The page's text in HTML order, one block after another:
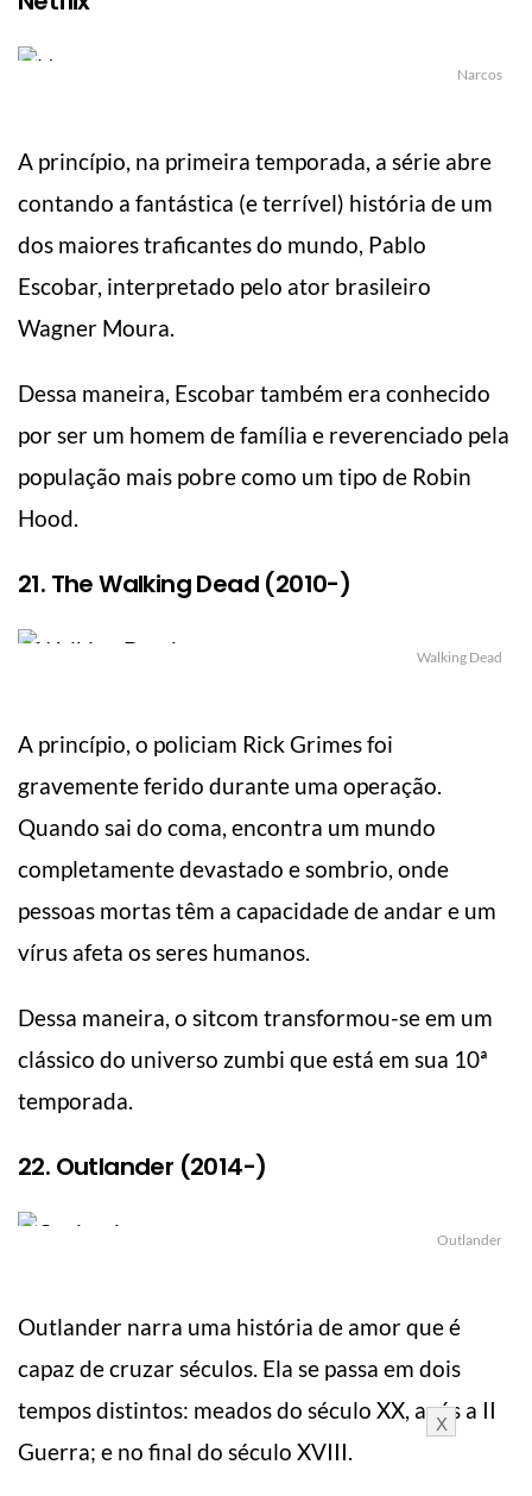
Narcos
A princípio, na primeira temporada, a série abre
contando a fantástica (e terrível) história de um
dos maiores traficantes do mundo, Pablo
Escobar, interpretado pelo ator brasileiro
Wagner Moura.
Dessa maneira, Escobar também era conhecido
por ser um homem de família e reverenciado pela
população mais pobre como um tipo de Robin
Hood.
21. The Walking Dead (2010-)
Walking Dead
A princípio, o policiam Rick Grimes foi
gravemente ferido durante uma operação.
Quando sai do coma, encontra um mundo
completamente devastado e sombrio, onde
pessoas mortas têm a capacidade de andar e um
vírus afeta os seres humanos.
Dessa maneira, o sitcom transformou-se em um
clássico do universo zumbi que está em sua 10ª
temporada.
22. Outlander (2014-)
Outlander
Outlander narra uma história de amor que é
capaz de cruzar séculos. Ela se passa em dois
tempos distintos: meados do século XX, após a II
Guerra; e no final do século XVIII.
X